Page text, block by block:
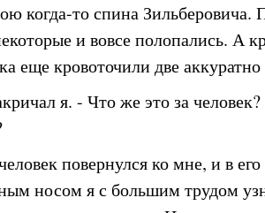
когда-то спина Зильберовича.
и вовсе полопались. А
еще кровоточили две
я. - Что же это за
повернулся ко мне, и в
носом я с большим трудом